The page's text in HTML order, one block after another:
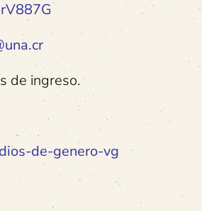
de ingreso.
de-genero-vg